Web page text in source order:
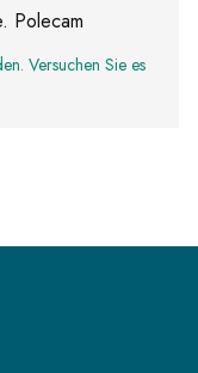
Polecam
Versuchen Sie es